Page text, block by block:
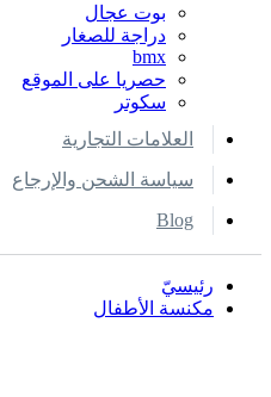
بوت عجال
دراجة للصغار
bmx
حصريا على الموقع
سكوتر
العلامات التجارية
سياسة الشحن والإرجاع
Blog
رئيسيّ
مكنسة الأطفال